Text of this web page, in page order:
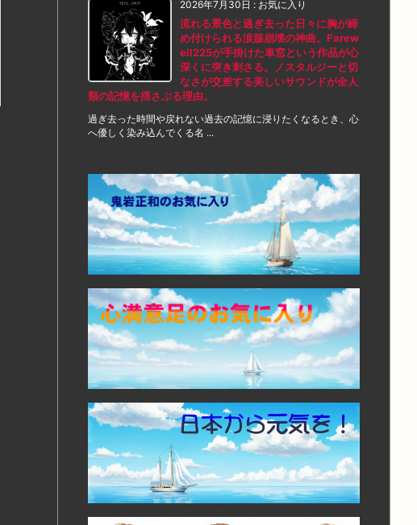
2026年7月30日 : お気に入り
流れる景色と過ぎ去った日々に胸が締
め付けられる涙腺崩壊の神曲。Farew
ell225が手掛けた車窓という作品が心
深くに突き刺さる。ノスタルジーと切
なさが交差する美しいサウンドが全人
類の記憶を揺さぶる理由。
過ぎ去った時間や戻れない過去の記憶に浸りたくなるとき、心
へ優しく染み込んでくる名 ...